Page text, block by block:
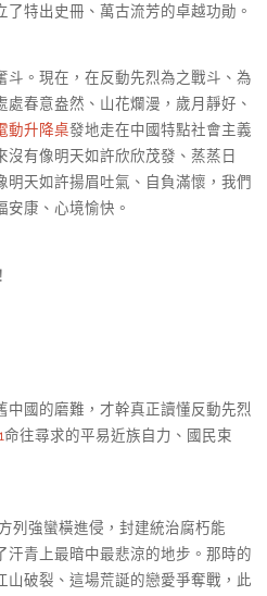
特出史冊、萬古流芳的卓越功勛。
。現在，在反動先烈為之戰斗、為
春意盎然、山花爛漫，歲月靜好、
動升降桌發地走在中國特點社會主義
有像明天如許欣欣茂發、蒸蒸日
明天如許揚眉吐氣、自負滿懷，我們
安康、心境愉快。
中國的磨難，才幹真正讀懂反動先烈
命往尋求的平易近族自力、國民束
強蠻橫進侵，封建統治腐朽能
汗青上最暗中最悲涼的地步。那時的
山破裂、這場荒誕的戀愛爭奪戰，此